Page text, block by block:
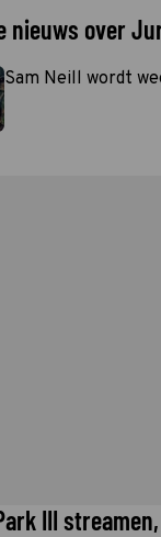
nieuws over
Sam Neill wordt
III